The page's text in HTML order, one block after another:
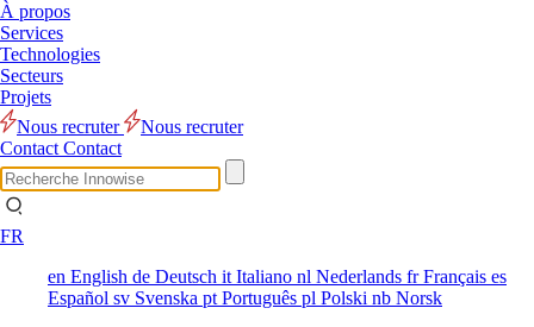
À propos
Services
Technologies
Secteurs
Projets
Nous recruter
Nous recruter
Contact Contact
FR
en English de Deutsch it Italiano nl Nederlands frFrançais es
Español sv Svenska pt Português pl Polski nb Norsk